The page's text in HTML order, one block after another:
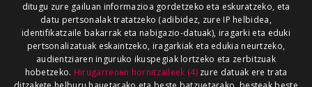
ditugu zure gailuan informazioa gordetzeko eta eskuratzeko, eta
datu pertsonalak tratatzeko (adibidez, zure IP helbidea,
identifikatzaile bakarrak eta nabigazio-datuak), iragarki eta eduki
pertsonalizatuak eskaintzeko, iragarkiak eta edukia neurtzeko,
audientziaren inguruko ikuspegiak lortzeko eta zerbitzuak
hobetzeko. Hirugarrenen hornitzaileek (4)zure datuak ere trata